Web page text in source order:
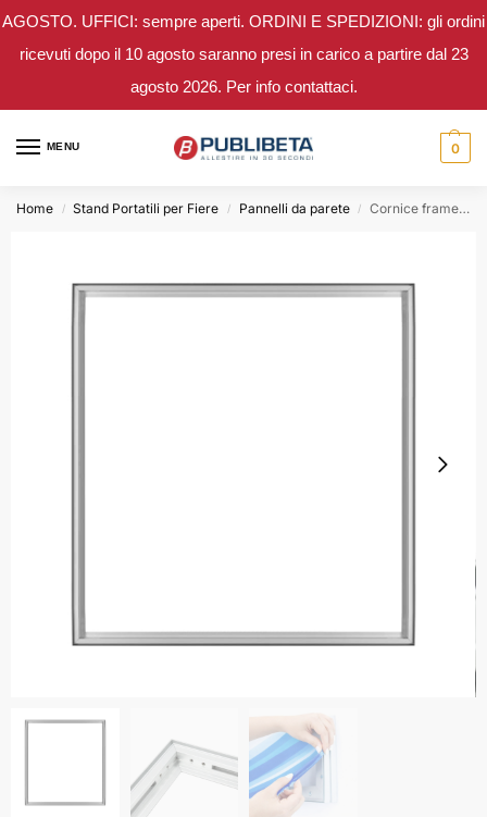
AGOSTO. UFFICI: sempre aperti. ORDINI E SPEDIZIONI: gli ordini
ricevuti dopo il 10 agosto saranno presi in carico a partire dal 23
agosto 2026. Per info contattaci.
MENU 0
Home / Stand Portatili per Fiere / Pannelli da parete / Cornice frame da muro stampa tessuto 100×100